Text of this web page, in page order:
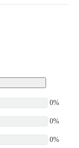
0%
0%
0%